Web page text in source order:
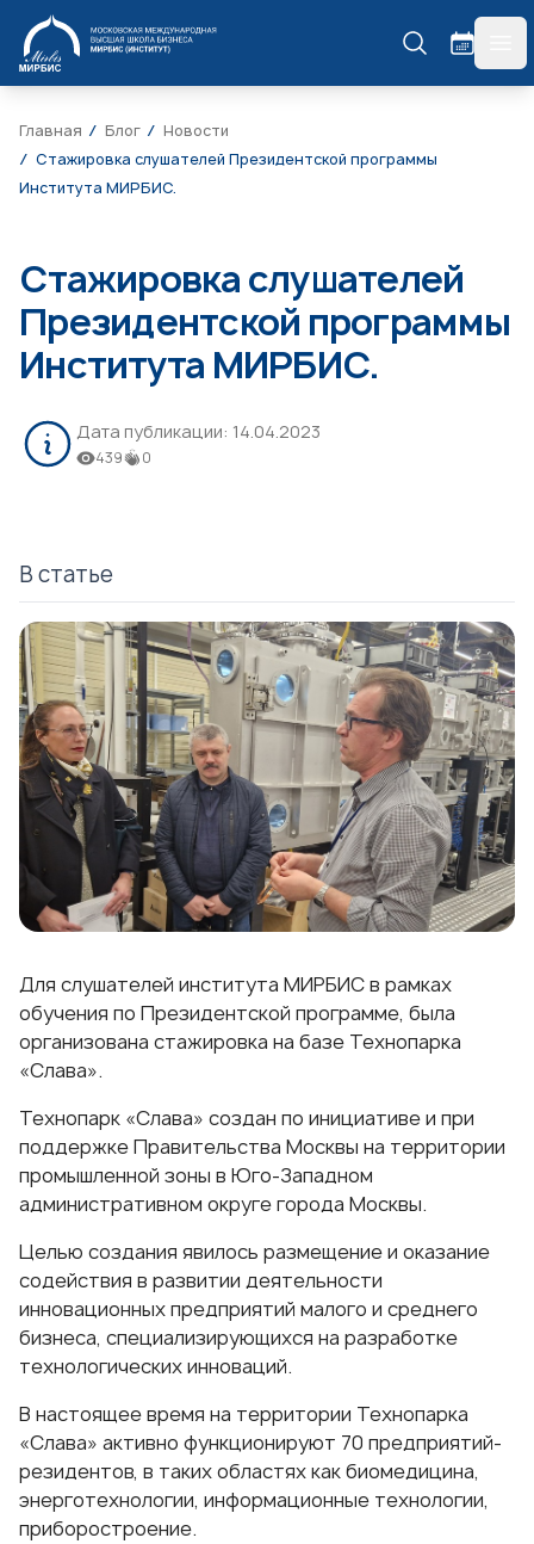
МИРБИС
Главная Блог
Новости
Стажировка слушателей Президентской программы
Института МИРБИС.
Стажировка слушателей
Президентской программы
Института МИРБИС.
Дата публикации: 14.04.2023
439 0
В статье
Для слушателей института МИРБИС в рамках
обучения по Президентской программе, была
организована стажировка на базе Технопарка
«Слава».
Технопарк «Слава» создан по инициативе и при
поддержке Правительства Москвы на территории
промышленной зоны в Юго-Западном
административном округе города Москвы.
Целью создания явилось размещение и оказание
содействия в развитии деятельности
инновационных предприятий малого и среднего
бизнеса, специализирующихся на разработке
технологических инноваций.
В настоящее время на территории Технопарка
«Слава» активно функционируют 70 предприятий-
резидентов, в таких областях как биомедицина,
энерготехнологии, информационные технологии,
приборостроение.